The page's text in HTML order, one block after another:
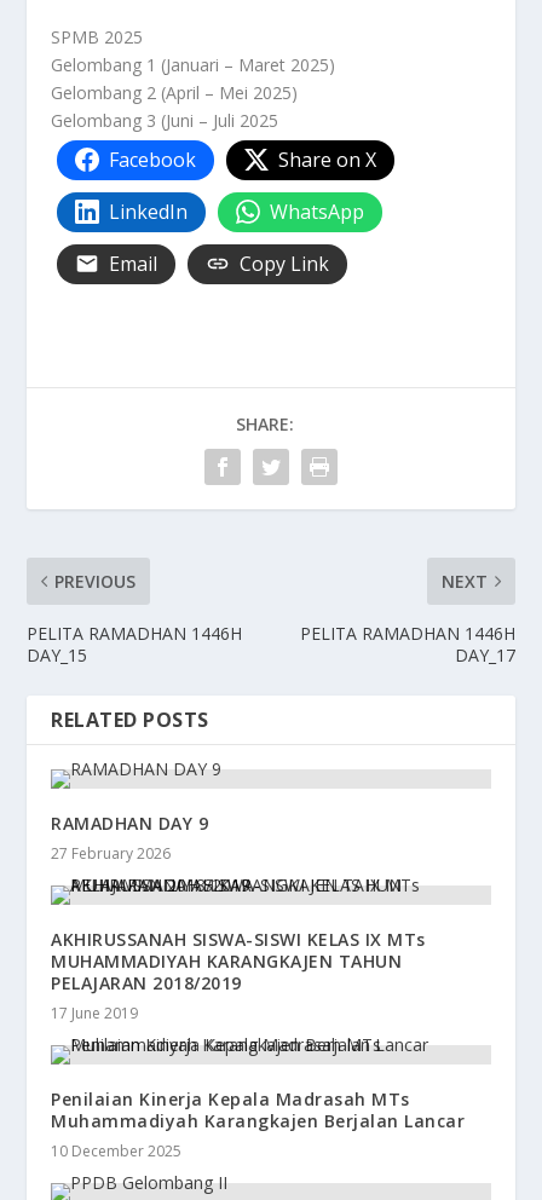
SPMB 2025
Gelombang 1 (Januari – Maret 2025)
Gelombang 2 (April – Mei 2025)
Gelombang 3 (Juni – Juli 2025
Facebook
Share on X
LinkedIn
WhatsApp
Email
Copy Link
SHARE:
PREVIOUS
PELITA RAMADHAN 1446H
DAY_15
NEXT
PELITA RAMADHAN 1446H
DAY_17
RELATED POSTS
RAMADHAN DAY 9
27 February 2026
AKHIRUSSANAH SISWA-SISWI KELAS IX MTs
MUHAMMADIYAH KARANGKAJEN TAHUN
PELAJARAN 2018/2019
17 June 2019
Penilaian Kinerja Kepala Madrasah MTs
Muhammadiyah Karangkajen Berjalan Lancar
10 December 2025